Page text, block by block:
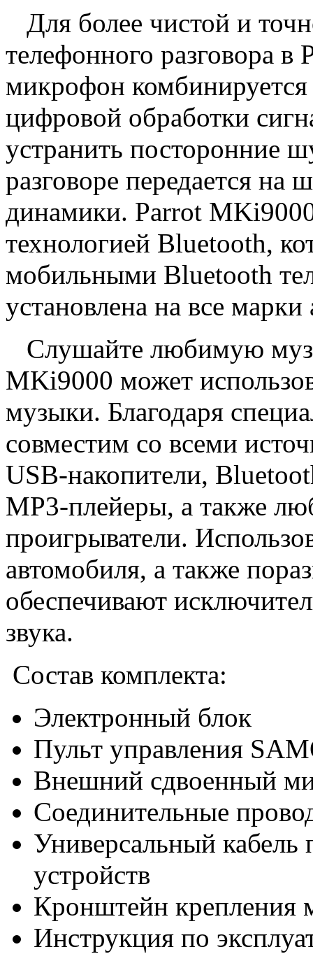
Для более чистой и
телефонного разговора
микрофон комбинируется
цифровой обработки
устранить посторонние
разговоре передается на
динамики. Parrot
технологией Bluetooth,
мобильными Bluetooth
установлена на все
Слушайте любимую
MKi9000 может
музыки. Благодаря
совместим со всеми
USB-накопители,
MP3-плейеры, а также
проигрыватели.
автомобиля, а также
обеспечивают
звука.
Состав комплекта:
Электронный блок
Пульт управления
Внешний сдвоенный
Соединительные
Универсальный
устройств
Кронштейн крепления
Инструкция по